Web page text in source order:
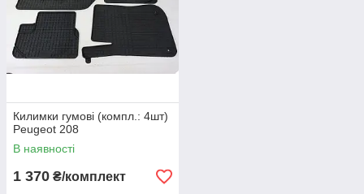
Килимки гумові (компл.: 4шт)
Peugeot 208
В наявності
1 370 ₴/комплект